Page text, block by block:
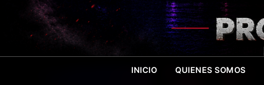
INICIO QUIENES SOMOS